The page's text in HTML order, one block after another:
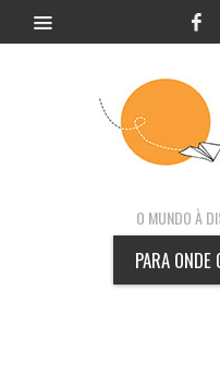
O MUNDO À
PARA ONDE